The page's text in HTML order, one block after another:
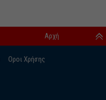
Οροι Χρήσης
Αρχή